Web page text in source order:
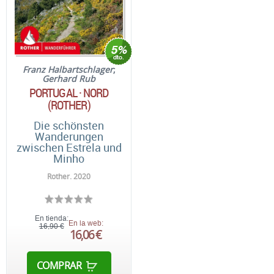
Franz Halbartschlager;
Gerhard Rub
PORTUGAL · NORD
(ROTHER)
Die schönsten
Wanderungen
zwischen Estrela und
Minho
Rother. 2020
En tienda:
16,90 € En la web:
16,06 €
COMPRAR